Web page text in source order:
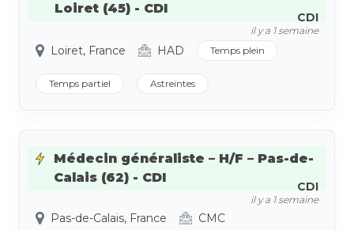
Loiret (45) - CDI
CDI
il y a 1 semaine
Loiret, France HAD Temps plein
Temps partiel Astreintes
Médecin généraliste – H/F – Pas-de-
Calais (62) - CDI
CDI
il y a 1 semaine
Pas-de-Calais, France CMC